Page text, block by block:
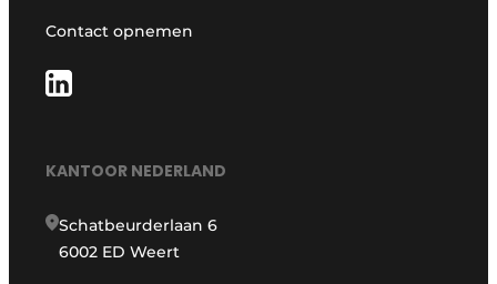
Contact opnemen
KANTOOR NEDERLAND
Schatbeurderlaan 6
6002 ED Weert